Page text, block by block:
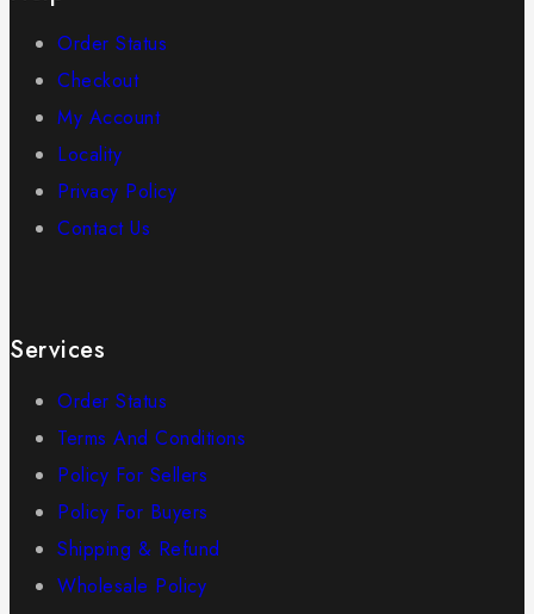
Order Status
Checkout
My Account
Locality
Privacy Policy
Contact Us
Services
Order Status
Terms And Conditions
Policy For Sellers
Policy For Buyers
Shipping & Refund
Wholesale Policy